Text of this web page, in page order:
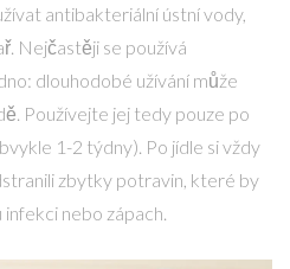
antibakteriální ústní vody,
Nejčastěji se používá
dlouhodobé užívání může
Používejte jej tedy pouze po
1-2 týdny). Po jídle si vždy
zbytky potravin, které by
nebo zápach.